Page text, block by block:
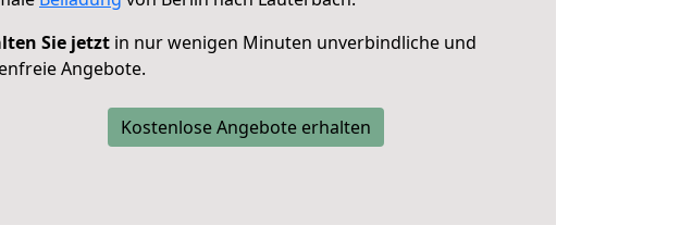
Sie jetzt in nur wenigen Minuten unverbindliche und
Angebote.
Kostenlose Angebote erhalten